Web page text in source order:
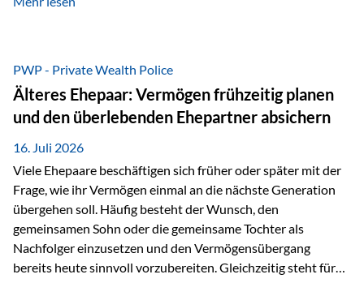
Vienna-Life eine interessante Lösung. Es ermöglicht,
Ausgangssituation Stellen Sie sich folgende Familie vor: Die
Großeltern haben über viele Jahre Vermögen aufgebaut. Ihr
Wunsch ist es, dieses Vermögen nicht nur den eigenen
Kindern, sondern langfristig auch den Enkeln zukommen zu…
PWP - Private Wealth Police
Älteres Ehepaar: Vermögen frühzeitig planen
und den überlebenden Ehepartner absichern
16. Juli 2026
Viele Ehepaare beschäftigen sich früher oder später mit der
Frage, wie ihr Vermögen einmal an die nächste Generation
übergehen soll. Häufig besteht der Wunsch, den
gemeinsamen Sohn oder die gemeinsame Tochter als
Nachfolger einzusetzen und den Vermögensübergang
bereits heute sinnvoll vorzubereiten. Gleichzeitig steht für